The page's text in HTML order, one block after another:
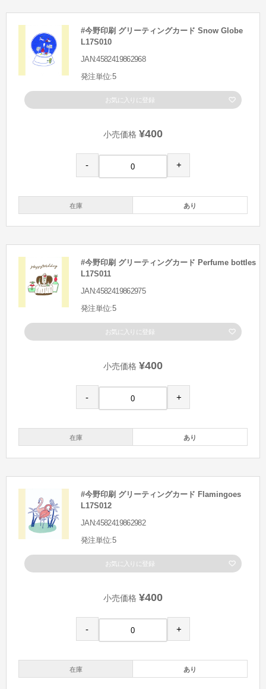
#今野印刷 グリーティングカード Snow Globe
L17S010
JAN:4582419862968
発注単位:5
お気に入りに登録
小売価格 ¥400
- +
在庫 あり
#今野印刷 グリーティングカード Perfume bottles
L17S011
JAN:4582419862975
発注単位:5
お気に入りに登録
小売価格 ¥400
- +
在庫 あり
#今野印刷 グリーティングカード Flamingoes
L17S012
JAN:4582419862982
発注単位:5
お気に入りに登録
小売価格 ¥400
- +
在庫 あり